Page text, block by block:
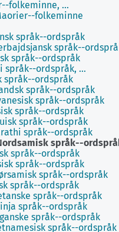
folkeminne, …
folkeminne
språk--ordspråk
språk--
språk--ordspråk
språk--ordspråk, …
språk--ordspråk
språk--ordspråk
språk--ordspråk
språk--ordspråk
språk--ordspråk
språk--ordspråk
språk--
språk--ordspråk
språk--ordspråk
språk--ordspråk
språk--ordspråk
språk--ordspråk
språk--ordspråk
språk--ordspråk
språk--ordspråk